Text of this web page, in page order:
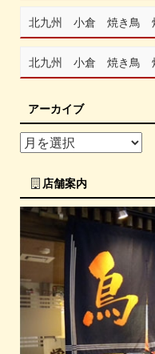
北九州 小倉 焼き鳥
北九州 小倉 焼き鳥
アーカイブ
店舗案内